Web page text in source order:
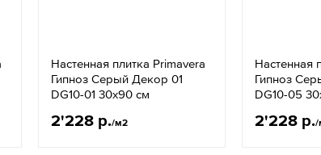
Настенная плитка Primavera
Гипноз Серый Декор 01
DG10-01 30x90 см
2'228 р./м2
Настенная
Гипноз
DG10-05
2'228 р./